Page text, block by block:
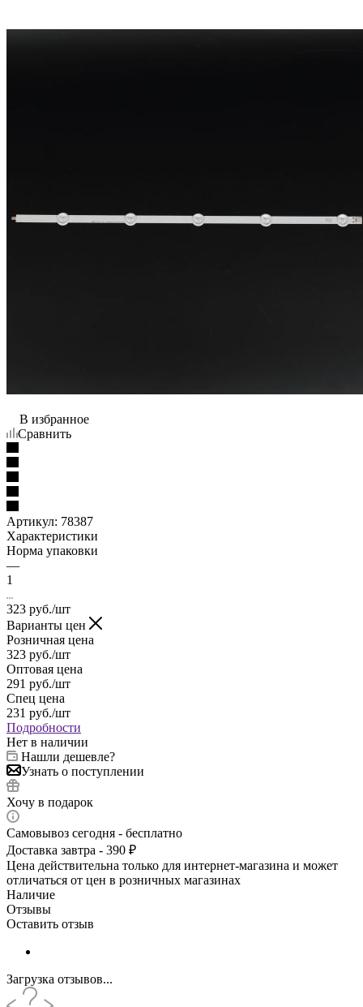
В избранное
Сравнить
Артикул: 78387
Характеристики
Норма упаковки
—
1
323 руб./шт
Варианты цен
Розничная цена
323 руб./шт
Оптовая цена
291 руб./шт
Спец цена
231 руб./шт
Подробности
Нет в наличии
Нашли дешевле?
Узнать о поступлении
Хочу в подарок
Самовывоз сегодня - бесплатно
Доставка завтра - 390 ₽
Цена действительна только для интернет-магазина и может
отличаться от цен в розничных магазинах
Наличие
Отзывы
Оставить отзыв
Загрузка отзывов...